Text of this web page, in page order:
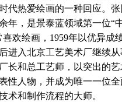
代热爱绘画的一种回应。张
年，是景泰蓝领域第一位“
喜欢绘画，1959年以优异成
进入北京工艺美术厂继续
长和总工艺师，以突出的
性人物，并成为唯一一位全
术和制作流程的大师。